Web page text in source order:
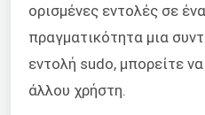
ορισμένες εντολές σε
πραγματικότητα μια
εντολή sudo, μπορείτε
άλλου χρήστη.